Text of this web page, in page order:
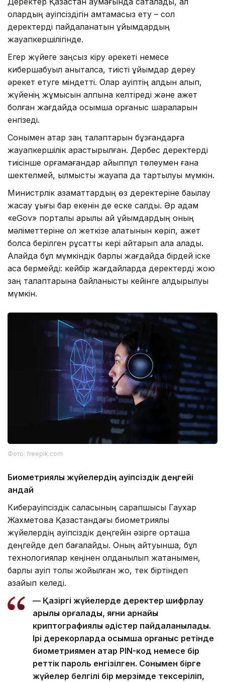
олардың қауіпсіздігін қамтамасыз ету – сол
деректерді пайдаланатын ұйымдардың
жауапкершілігінде.
Егер жүйеге заңсыз кіру әрекеті немесе
кибершабуыл анықталса, тиісті ұйымдар дереу
әрекет етуге міндетті. Олар қауіптің алдын алып,
жүйенің жұмысын қалпына келтіреді және қажет
болған жағдайда қосымша қорғаныс шараларын
енгізеді.
Сонымен қатар заң талаптарын бұзғандарға
жауапкершілік қарастырылған. Дербес деректерді
тиісінше қорғамағандар айыппұл төлеумен ғана
шектелмей, қылмыстық жауапқа да тартылуы мүмкін.
Министрлік азаматтардың өз деректеріне бақылау
жасау құқығы бар екенін де еске салды. Әр адам
«eGov» порталы арқылы қай ұйымдардың оның
мәліметтеріне қол жеткізе алатынын көріп, қажет
болса берілген рұқсатты кері қайтарып ала алады.
Алайда бұл мүмкіндік барлық жағдайда бірдей іске
аса бермейді: кейбір жағдайларда деректерді жою
заң талаптарына байланысты кейінге қалдырылуы
мүмкін.
Фото: freepik.com
Биометриялық жүйелердің қауіпсіздік деңгейі
қандай
Киберқауіпсіздік саласының сарапшысы Гаухар
Жахметова Қазақстандағы биометриялық
жүйелердің қауіпсіздік деңгейін әзірге орташа
деңгейде деп бағалайды. Оның айтуынша, бұл
технологиялар кеңінен қолданылып жатқанымен,
барлық қауіп толық жойылған жоқ, тек біртіндеп
азайып келеді.
— Қазіргі жүйелерде деректер шифрлау
арқылы қорғалады, яғни арнайы
криптографиялық әдістер пайдаланылады.
Ірі дерекқорларда қосымша қорғаныс ретінде
биометриямен қатар PIN-код немесе бір
реттік пароль енгізілген. Сонымен бірге
жүйелер белгілі бір мерзімде тексеріліп,